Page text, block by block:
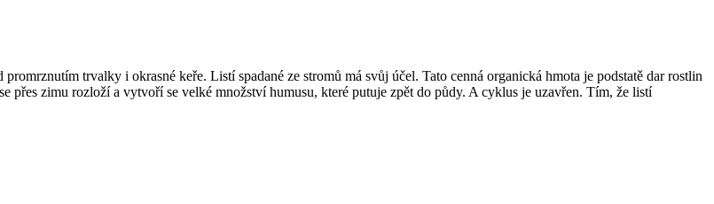
trvalky i okrasné keře. Listí spadané ze stromů má svůj účel. Tato cenná organická hmota je podstatě dar rostlin
přes zimu rozloží a vytvoří se velké množství humusu, které putuje zpět do půdy. A cyklus je uzavřen. Tím, že listí